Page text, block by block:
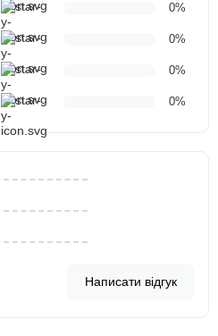
0%
0%
0%
0%
Написати відгук